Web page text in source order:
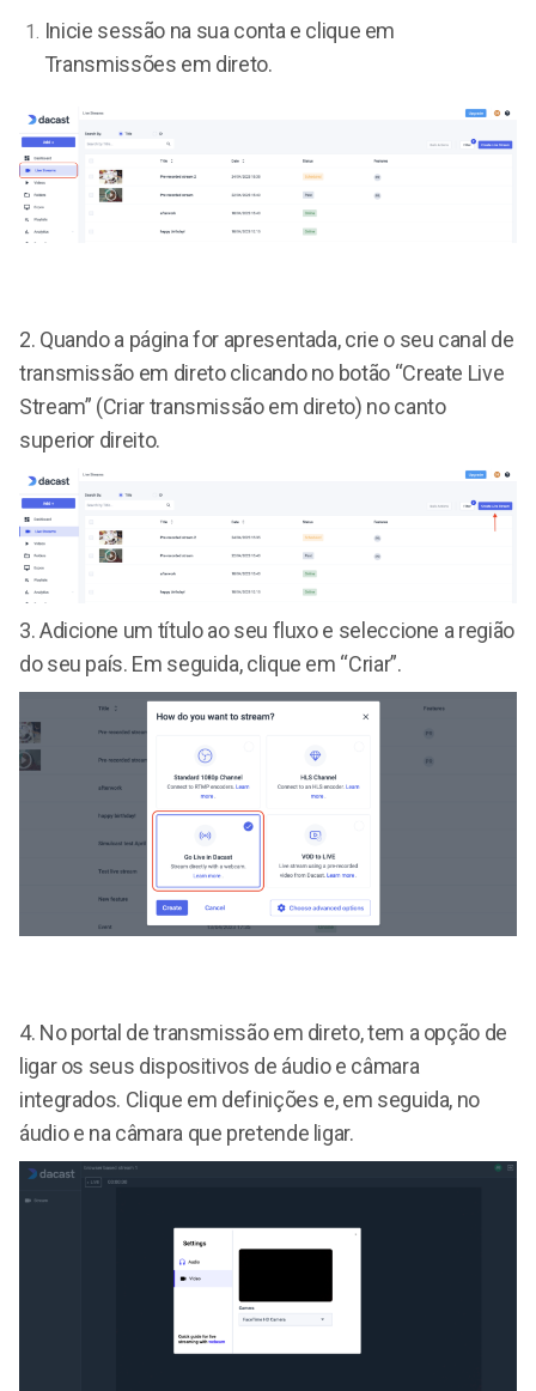
Inicie sessão na sua conta e clique em
Transmissões em direto.
2. Quando a página for apresentada, crie o seu canal de
transmissão em direto clicando no botão “Create Live
Stream” (Criar transmissão em direto) no canto
superior direito.
3. Adicione um título ao seu fluxo e seleccione a região
do seu país. Em seguida, clique em “Criar”.
4. No portal de transmissão em direto, tem a opção de
ligar os seus dispositivos de áudio e câmara
integrados. Clique em definições e, em seguida, no
áudio e na câmara que pretende ligar.